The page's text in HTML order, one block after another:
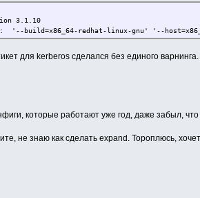
3.1.10
'--build=x86_64-redhat-linux-gnu' '--
для kerberos сделался без единого
которые работают уже год, даже забыл, что
не знаю как сделать expand. Тороплюсь,